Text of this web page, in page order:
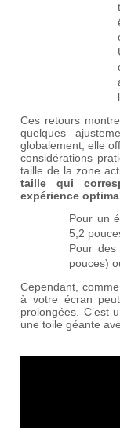
Ces retours
quelques
globalement, elle
considérations
taille de la zone
taille qui
expérience
Pour un
5,2
Pour
pouces)
Cependant,
à votre écran
prolongées. C’est
une toile géante